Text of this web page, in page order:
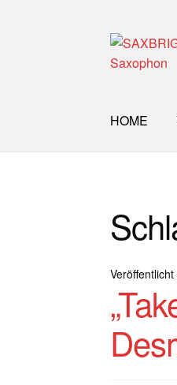
Zur
Navigation
Zum
Inhalt
HOME
Impro
Veröffentlicht